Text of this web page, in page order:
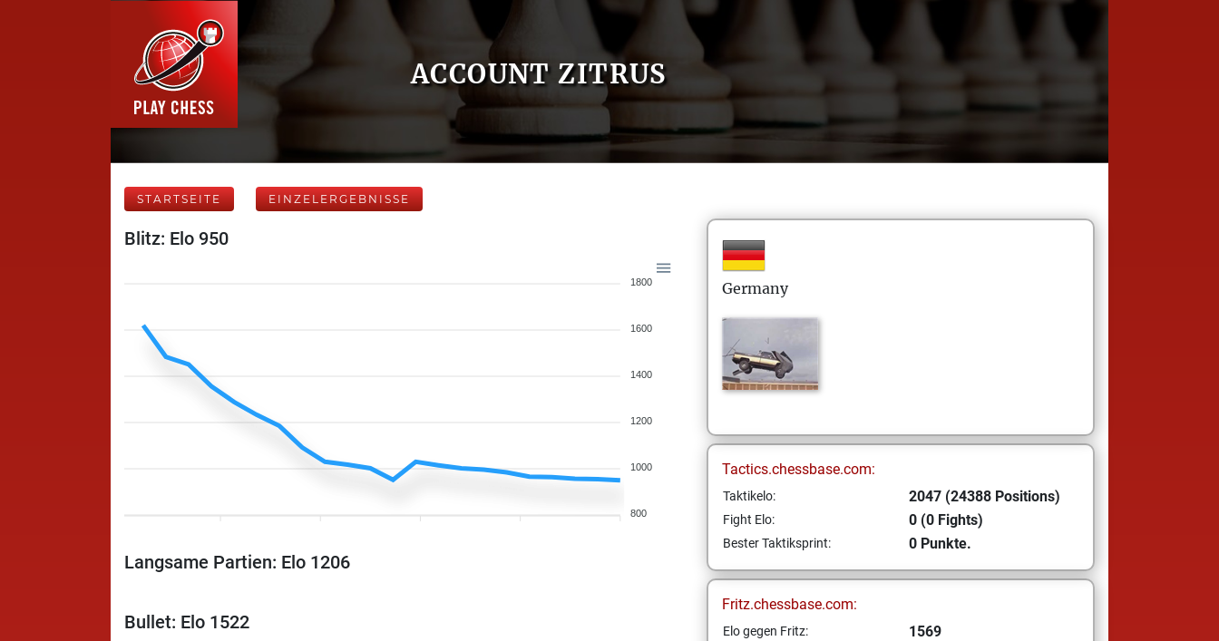
ACCOUNT ZITRUS
STARTSEITE EINZELERGEBNISSE
Blitz: Elo 950
1800
1600
1400
1200
1000
800
Langsame Partien: Elo 1206
Bullet: Elo 1522
Germany
Tactics.chessbase.com:
Taktikelo: 2047 (24388 Positions)
Fight Elo: 0 (0 Fights)
Bester Taktiksprint: 0 Punkte.
Fritz.chessbase.com:
Elo gegen Fritz: 1569